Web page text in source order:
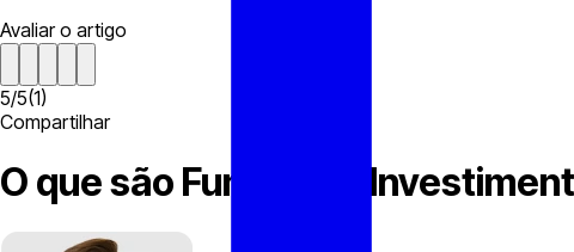
Avaliar o artigo
5/5(1)
Compartilhar
O que são Fundos de